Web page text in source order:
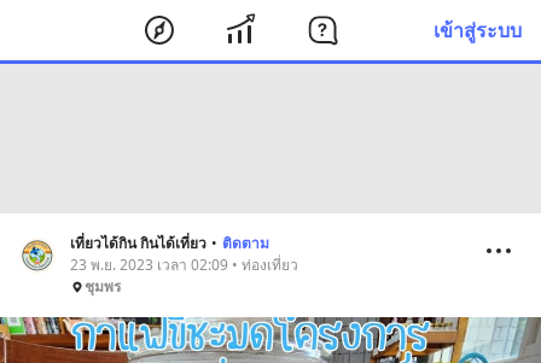
เข้าสู่ระบบ
เที่ยวได้กิน กินได้เที่ยว • ติดตาม
23 พ.ย. 2023 เวลา 02:09 • ท่องเที่ยว
ชุมพร